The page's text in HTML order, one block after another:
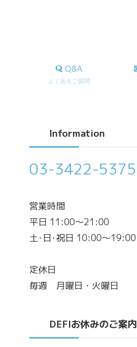
Q&A
よくあるご質問
Information
03-3422-5375
営業時間
平日 11:00～21:00
土･日･祝日 10:00～19:00
定休日
毎週 月曜日・火曜日
DEFIお休みのご案内